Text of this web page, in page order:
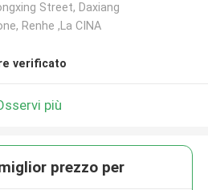
Street, Daxiang
Renhe ,La CINA
verificato
più
prezzo per